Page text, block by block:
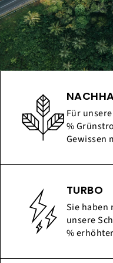
Für
%
Gewissen
TURBO
Sie haben
unsere
%